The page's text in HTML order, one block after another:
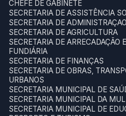
CHEFE DE GABINETE
SECRETARIA DE ASSISTÊNCIA
SECRETARIA DE ADMINISTRAÇAO
SECRETARIA DE AGRICULTURA
SECRETARIA DE ARRECADAÇÃO
FUNDIÁRIA
SECRETARIA DE FINANÇAS
SECRETARIA DE OBRAS,
URBANOS
SECRETARIA MUNICIPAL DE
SECRETARIA MUNICIPAL DA
SECRETARIA MUNICIPAL DE